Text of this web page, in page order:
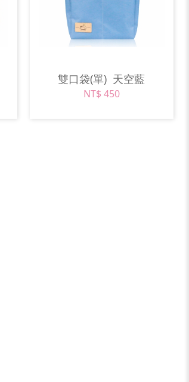
雙口袋(單) 天空藍
NT$ 450